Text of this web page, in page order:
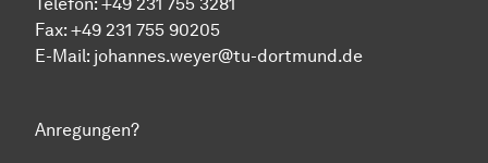
Fax: +49 231 755 90205
E-Mail: johannes.weyer@tu-dortmund.de
Anregungen?